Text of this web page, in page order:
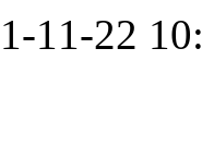
11-22